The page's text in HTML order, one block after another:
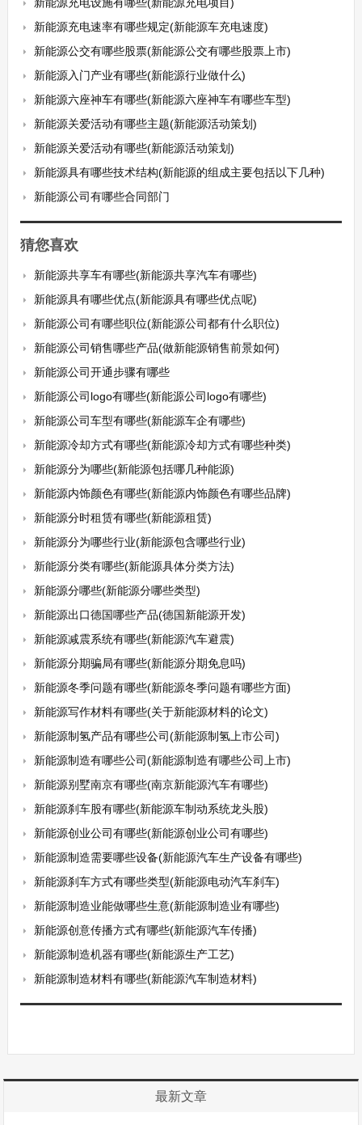
新能源充电速率有哪些规定(新能源车充电速度)
新能源公交有哪些股票(新能源公交有哪些股票上市)
新能源入门产业有哪些(新能源行业做什么)
新能源六座神车有哪些(新能源六座神车有哪些车型)
新能源关爱活动有哪些主题(新能源活动策划)
新能源关爱活动有哪些(新能源活动策划)
新能源具有哪些技术结构(新能源的组成主要包括以下几种)
新能源公司有哪些合同部门
猜您喜欢
新能源共享车有哪些(新能源共享汽车有哪些)
新能源具有哪些优点(新能源具有哪些优点呢)
新能源公司有哪些职位(新能源公司都有什么职位)
新能源公司销售哪些产品(做新能源销售前景如何)
新能源公司开通步骤有哪些
新能源公司logo有哪些(新能源公司logo有哪些)
新能源公司车型有哪些(新能源车企有哪些)
新能源冷却方式有哪些(新能源冷却方式有哪些种类)
新能源分为哪些(新能源包括哪几种能源)
新能源内饰颜色有哪些(新能源内饰颜色有哪些品牌)
新能源分时租赁有哪些(新能源租赁)
新能源分为哪些行业(新能源包含哪些行业)
新能源分类有哪些(新能源具体分类方法)
新能源分哪些(新能源分哪些类型)
新能源出口德国哪些产品(德国新能源开发)
新能源减震系统有哪些(新能源汽车避震)
新能源分期骗局有哪些(新能源分期免息吗)
新能源冬季问题有哪些(新能源冬季问题有哪些方面)
新能源写作材料有哪些(关于新能源材料的论文)
新能源制氢产品有哪些公司(新能源制氢上市公司)
新能源制造有哪些公司(新能源制造有哪些公司上市)
新能源别墅南京有哪些(南京新能源汽车有哪些)
新能源刹车股有哪些(新能源车制动系统龙头股)
新能源创业公司有哪些(新能源创业公司有哪些)
新能源制造需要哪些设备(新能源汽车生产设备有哪些)
新能源刹车方式有哪些类型(新能源电动汽车刹车)
新能源制造业能做哪些生意(新能源制造业有哪些)
新能源创意传播方式有哪些(新能源汽车传播)
新能源制造机器有哪些(新能源生产工艺)
新能源制造材料有哪些(新能源汽车制造材料)
最新文章